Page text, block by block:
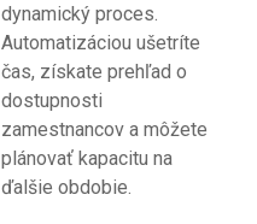
dynamický proces.
Automatizáciou ušetríte
čas, získate prehľad o
dostupnosti
zamestnancov a môžete
plánovať kapacitu na
ďalšie obdobie.